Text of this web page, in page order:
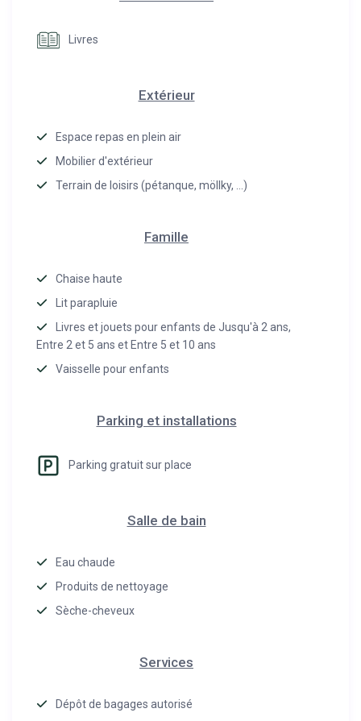
Livres
Extérieur
Espace repas en plein air
Mobilier d'extérieur
Terrain de loisirs (pétanque, möllky, …)
Famille
Chaise haute
Lit parapluie
Livres et jouets pour enfants de Jusqu'à 2 ans,
Entre 2 et 5 ans et Entre 5 et 10 ans
Vaisselle pour enfants
Parking et installations
Parking gratuit sur place
Salle de bain
Eau chaude
Produits de nettoyage
Sèche-cheveux
Services
Dépôt de bagages autorisé